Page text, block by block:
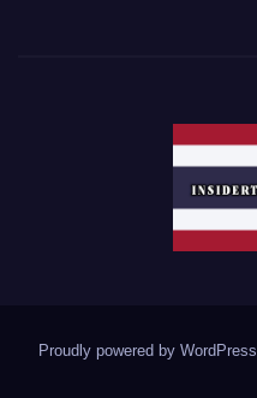
Proudly powered by WordPress